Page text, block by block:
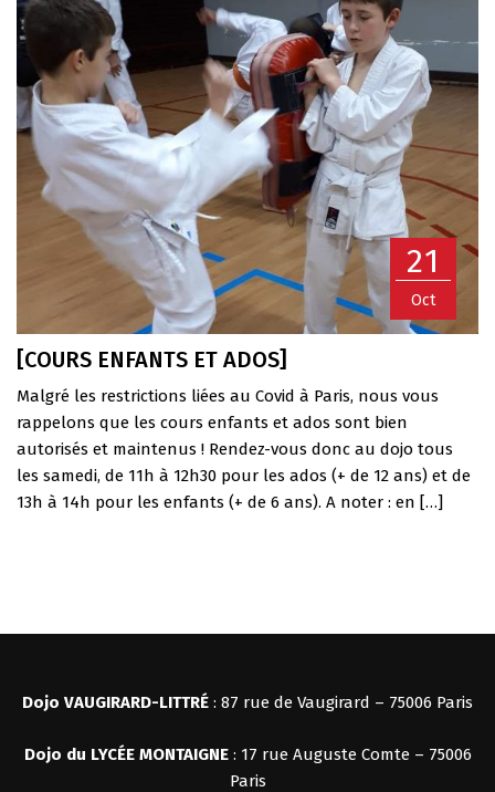
21
Oct
[COURS ENFANTS ET ADOS]
Malgré les restrictions liées au Covid à Paris, nous vous
rappelons que les cours enfants et ados sont bien
autorisés et maintenus ! Rendez-vous donc au dojo tous
les samedi, de 11h à 12h30 pour les ados (+ de 12 ans) et de
13h à 14h pour les enfants (+ de 6 ans). A noter : en […]
Dojo VAUGIRARD-LITTRÉ : 87 rue de Vaugirard – 75006 Paris
Dojo du LYCÉE MONTAIGNE : 17 rue Auguste Comte – 75006
Paris